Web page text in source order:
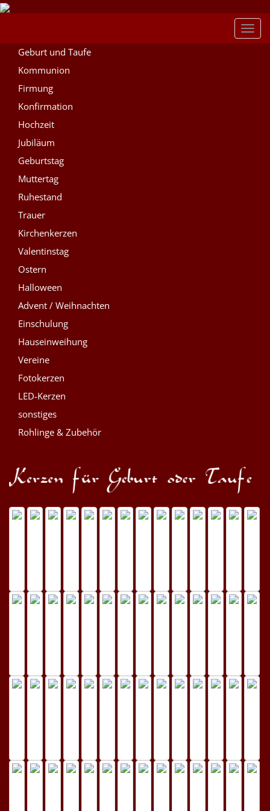
Geburt und Taufe
Kommunion
Firmung
Konfirmation
Hochzeit
Jubiläum
Geburtstag
Muttertag
Ruhestand
Trauer
Kirchenkerzen
Valentinstag
Ostern
Halloween
Advent / Weihnachten
Einschulung
Hauseinweihung
Vereine
Fotokerzen
LED-Kerzen
sonstiges
Rohlinge & Zubehör